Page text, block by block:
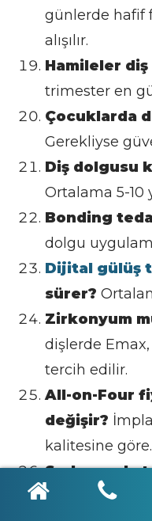
günlerde hafif
alışılır.
Hamileler
trimester en
Çocuklarda
Gerekliyse
Diş dolgusu
Ortalama 5-10
Bonding
dolgu
Dijital gülüş
sürer?
Zirkonyum
dişlerde
tercih edilir.
All-on-Four
değişir?
kalitesine göre.
Sedasyonla
anestezi